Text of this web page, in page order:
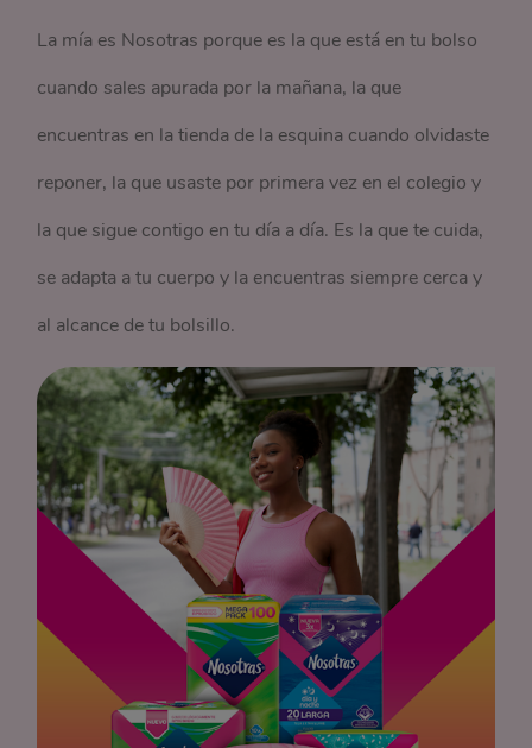
La mía es Nosotras porque es la que está en tu bolso
cuando sales apurada por la mañana, la que
encuentras en la tienda de la esquina cuando olvidaste
reponer, la que usaste por primera vez en el colegio y
la que sigue contigo en tu día a día. Es la que te cuida,
se adapta a tu cuerpo y la encuentras siempre cerca y
al alcance de tu bolsillo.